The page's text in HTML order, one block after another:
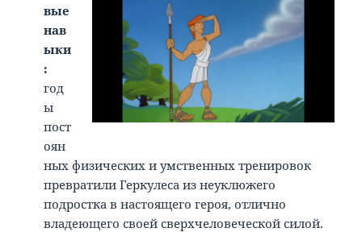
вые
нав
ыки
:
год
ы
пост
оян
ных физических и умственных тренировок
превратили Геркулеса из неуклюжего
подростка в настоящего героя, отлично
владеющего своей сверхчеловеческой силой.